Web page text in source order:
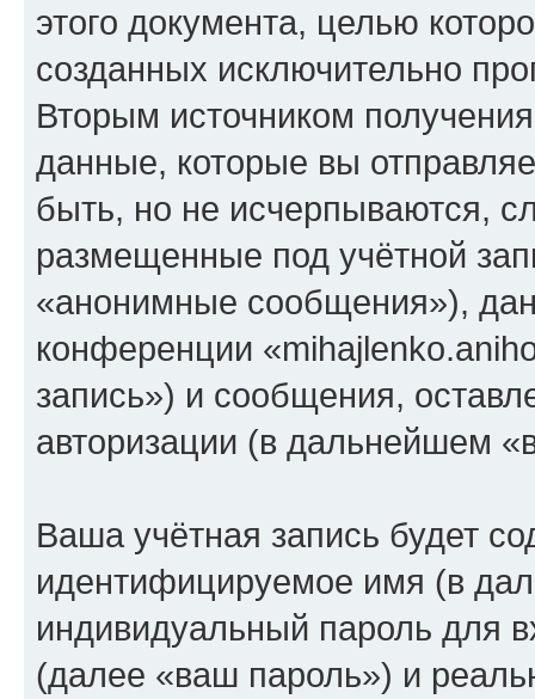
этого документа, целью
созданных исключительно
Вторым источником
данные, которые вы
быть, но не исчерпываются,
размещенные под учётной
«анонимные сообщения»),
конференции
запись») и сообщения,
авторизации (в дальнейшем
Ваша учётная запись будет
идентифицируемое имя (в
индивидуальный пароль для
(далее «ваш пароль») и